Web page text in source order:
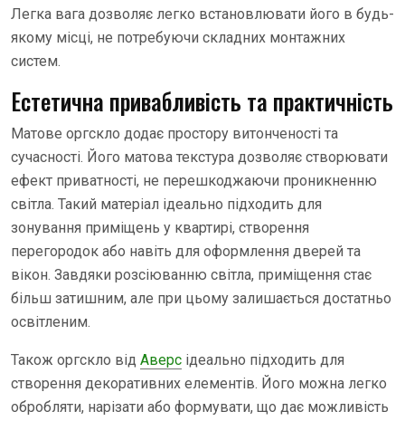
Легка вага дозволяє легко встановлювати його в будь-
якому місці, не потребуючи складних монтажних
систем.
Естетична привабливість та практичність
Матове оргскло додає простору витонченості та
сучасності. Його матова текстура дозволяє створювати
ефект приватності, не перешкоджаючи проникненню
світла. Такий матеріал ідеально підходить для
зонування приміщень у квартирі, створення
перегородок або навіть для оформлення дверей та
вікон. Завдяки розсіюванню світла, приміщення стає
більш затишним, але при цьому залишається достатньо
освітленим.
Також оргскло від Аверс ідеально підходить для
створення декоративних елементів. Його можна легко
обробляти, нарізати або формувати, що дає можливість